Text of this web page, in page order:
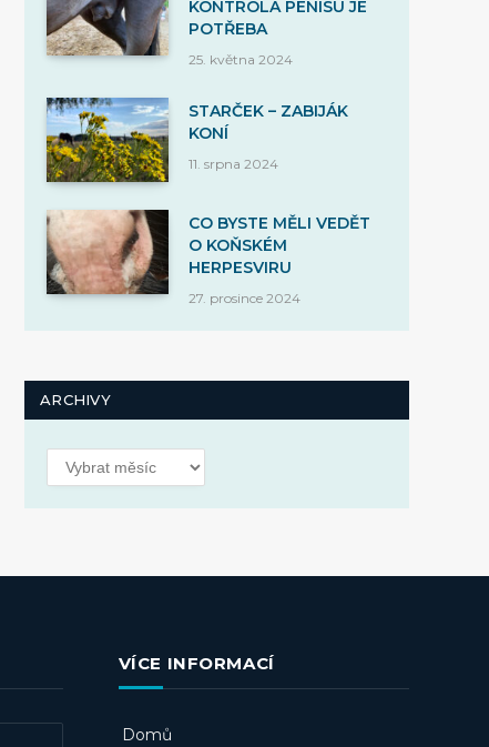
KONTROLA PENISU JE
POTŘEBA
25. května 2024
STARČEK – ZABIJÁK
KONÍ
11. srpna 2024
CO BYSTE MĚLI VEDĚT
O KOŇSKÉM
HERPESVIRU
27. prosince 2024
ARCHIVY
Archivy
VÍCE INFORMACÍ
Domů